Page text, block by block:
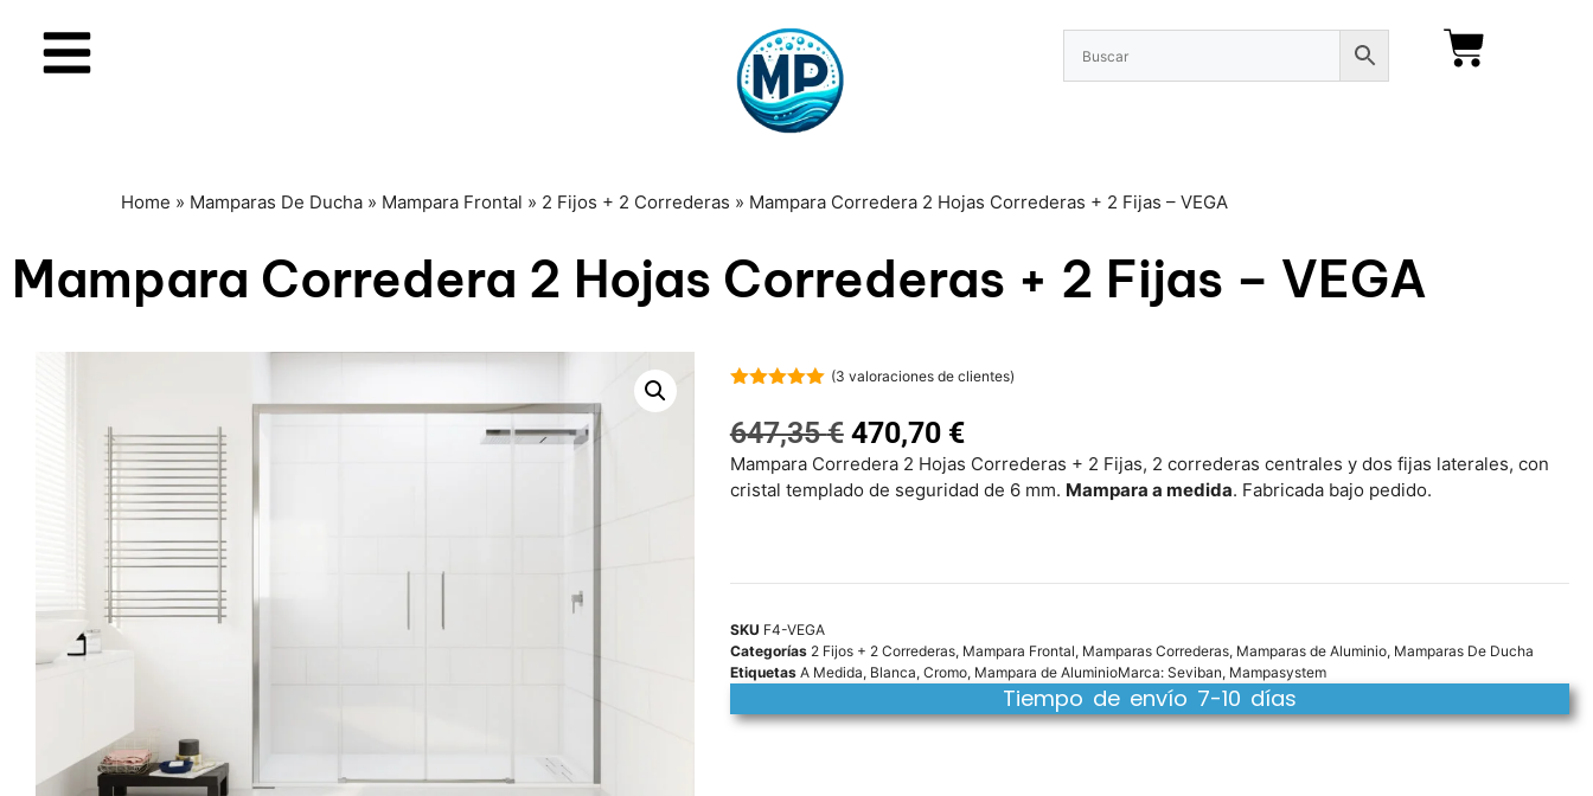
Home » Mamparas De Ducha » Mampara Frontal » 2 Fijos + 2 Correderas » Mampara Corredera 2 Hojas Correderas + 2 Fijas – VEGA
Mampara Corredera 2 Hojas Correderas + 2 Fijas – VEGA
(3 valoraciones de clientes)
647,35€ 470,70 €
Mampara Corredera 2 Hojas Correderas + 2 Fijas, 2 correderas centrales y dos fijas laterales, con
cristal templado de seguridad de 6 mm. Mampara a medida. Fabricada bajo pedido.
SKU F4-VEGA
Categorías 2 Fijos + 2 Correderas, Mampara Frontal, Mamparas Correderas, Mamparas de Aluminio, Mamparas De Ducha
Etiquetas A Medida, Blanca, Cromo, Mampara de AluminioMarca: Seviban, Mampasystem
Tiempo de envío 7-10 días